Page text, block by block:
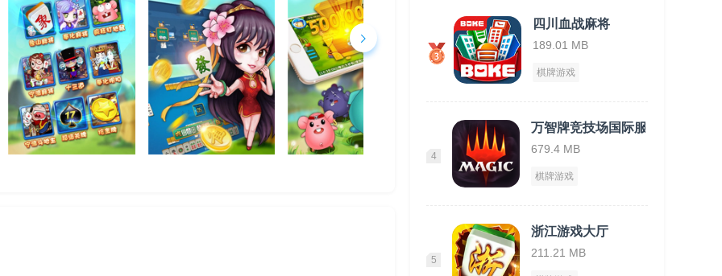
四川血战麻将
189.01 MB
棋牌游戏
4
万智牌竞技场国际服
679.4 MB
棋牌游戏
5
浙江游戏大厅
211.21 MB